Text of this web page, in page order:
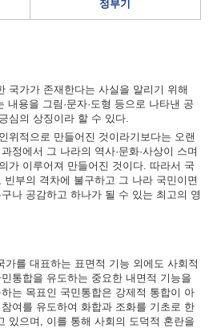
정부기
국가가 존재한다는 사실을 알리기 위해
내용을 그림·문자·도형 등으로 나타낸 공
심의 상징이라 할 수 있다.
위적으로 만들어진 것이라기보다는 오랜
정에서 그 나라의 역사·문화·사상이 스며
가 이루어져 만들어진 것이다. 따라서 국
빈부의 격차에 불구하고 그 나라 국민이면
나 공감하고 하나가 될 수 있는 최고의 영
가를 대표하는 표면적 기능 외에도 사회적
통합을 유도하는 중요한 내면적 기능을
는 목표인 국민통합은 강제적 통합이 아
여를 유도하여 화합과 조화를 기초로 한
있으며, 이를 통해 사회의 도덕적 혼란을